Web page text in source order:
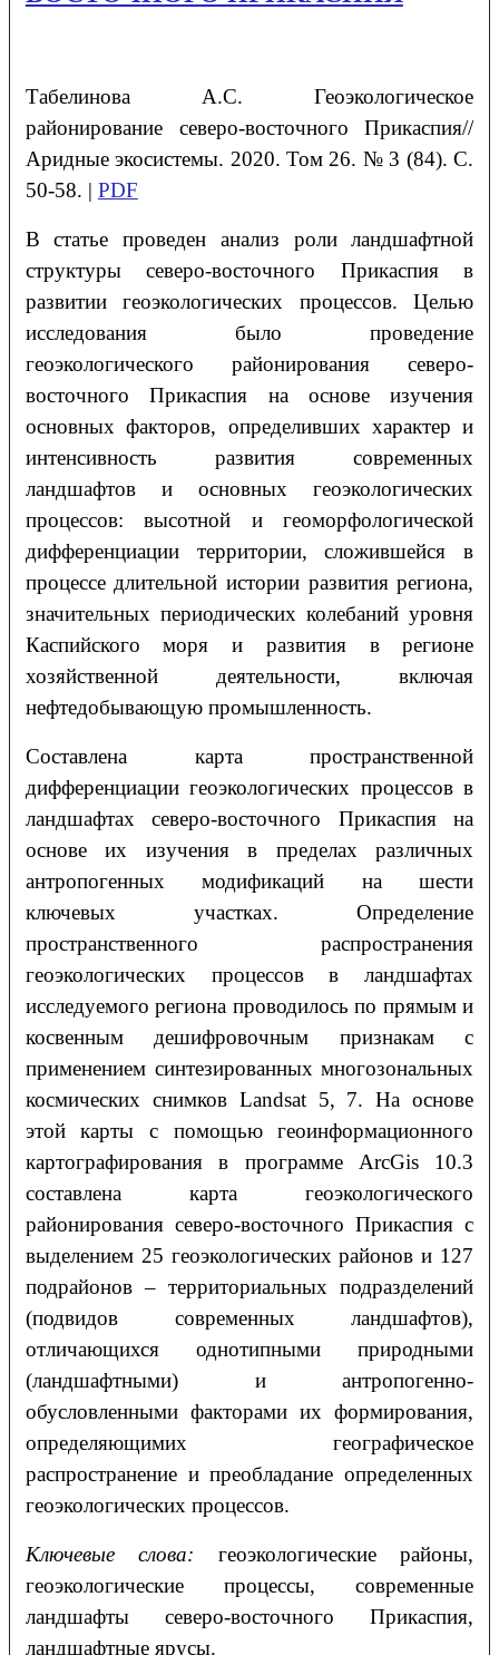
Табелинова А.С.Геоэкологическое
районирование северо-восточного Прикаспия//
Аридные экосистемы. 2020. Том 26. № 3 (84). С.
50-58. | PDF
В статье проведен анализ роли ландшафтной
структуры северо-восточного Прикаспия в
развитии геоэкологических процессов. Целью
исследования было проведение
геоэкологического районирования северо-
восточного Прикаспия на основе изучения
основных факторов, определивших характер и
интенсивность развития современных
ландшафтов и основных геоэкологических
процессов: высотной и геоморфологической
дифференциации территории, сложившейся в
процессе длительной истории развития региона,
значительных периодических колебаний уровня
Каспийского моря и развития в регионе
хозяйственной деятельности, включая
нефтедобывающую промышленность.
Составлена карта пространственной
дифференциации геоэкологических процессов в
ландшафтах северо-восточного Прикаспия на
основе их изучения в пределах различных
антропогенных модификаций на шести
ключевых участках. Определение
пространственного распространения
геоэкологических процессов в ландшафтах
исследуемого региона проводилось по прямым и
косвенным дешифровочным признакам с
применением синтезированных многозональных
космических снимков Landsat 5, 7. На основе
этой карты c помощью геоинформационного
картографирования в программе ArcGis 10.3
составлена карта геоэкологического
районирования северо-восточного Прикаспия с
выделением 25 геоэкологических районов и 127
подрайонов – территориальных подразделений
(подвидов современных ландшафтов),
отличающихся однотипными природными
(ландшафтными) и антропогенно-
обусловленными факторами их формирования,
определяющимих географическое
распространение и преобладание определенных
геоэкологических процессов.
Ключевые слова: геоэкологические районы,
геоэкологические процессы, современные
ландшафты северо-восточного Прикаспия,
ландшафтные ярусы.